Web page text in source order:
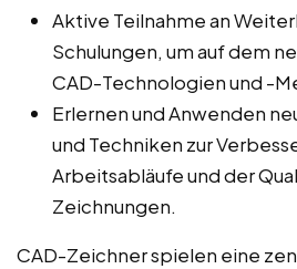
Aktive Teilnahme an
Schulungen, um auf dem
CAD-Technologien und -
Erlernen und Anwenden
und Techniken zur
Arbeitsabläufe und der
Zeichnungen.
CAD-Zeichner spielen eine